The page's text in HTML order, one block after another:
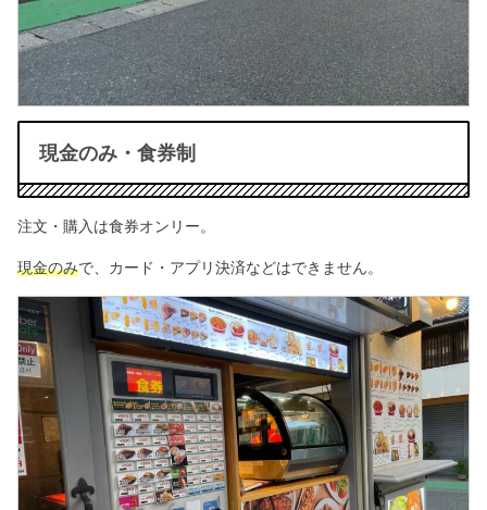
現金のみ・食券制
注文・購入は食券オンリー。
現金のみで、カード・アプリ決済などはできません。